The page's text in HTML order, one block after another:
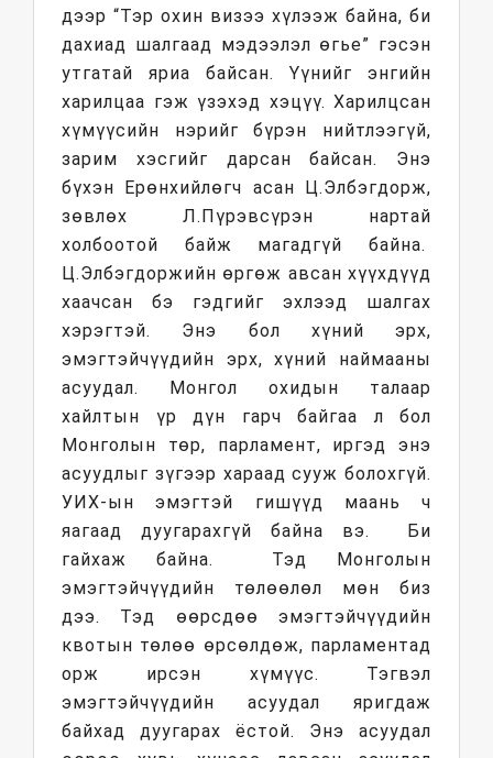
дээр “Тэр охин визээ хүлээж байна, би
дахиад шалгаад мэдээлэл өгье” гэсэн
утгатай яриа байсан. Үүнийг энгийн
харилцаа гэж үзэхэд хэцүү. Харилцсан
хүмүүсийн нэрийг бүрэн нийтлээгүй,
зарим хэсгийг дарсан байсан. Энэ
бүхэн Ерөнхийлөгч асан Ц.Элбэгдорж,
зөвлөх Л.Пүрэвсүрэн нартай
холбоотой байж магадгүй байна.
Ц.Элбэгдоржийн өргөж авсан хүүхдүүд
хаачсан бэ гэдгийг эхлээд шалгах
хэрэгтэй. Энэ бол хүний эрх,
эмэгтэйчүүдийн эрх, хүний наймааны
асуудал. Монгол охидын талаар
хайлтын үр дүн гарч байгаа л бол
Монголын төр, парламент, иргэд энэ
асуудлыг зүгээр хараад сууж болохгүй.
УИХ-ын эмэгтэй гишүүд маань ч
яагаад дуугарахгүй байна вэ. Би
гайхаж байна. Тэд Монголын
эмэгтэйчүүдийн төлөөлөл мөн биз
дээ. Тэд өөрсдөө эмэгтэйчүүдийн
квотын төлөө өрсөлдөж, парламентад
орж ирсэн хүмүүс. Тэгвэл
эмэгтэйчүүдийн асуудал яригдаж
байхад дуугарах ёстой. Энэ асуудал